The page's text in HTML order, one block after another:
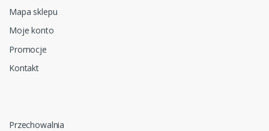
Mapa sklepu
Moje konto
Promocje
Kontakt
Przechowalnia